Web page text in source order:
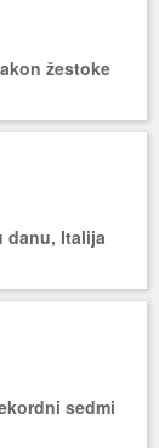
žestoke
danu, Italija
sedmi